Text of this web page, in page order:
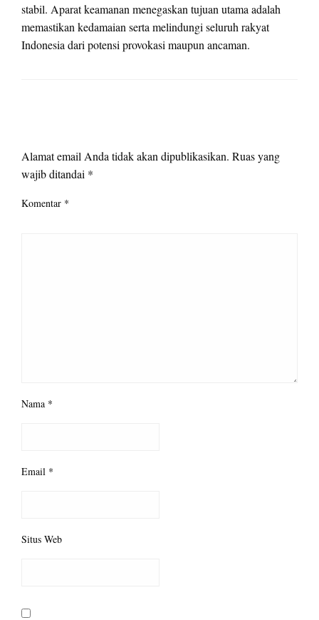
stabil. Aparat keamanan menegaskan tujuan utama adalah
memastikan kedamaian serta melindungi seluruh rakyat
Indonesia dari potensi provokasi maupun ancaman.
Alamat email Anda tidak akan dipublikasikan. Ruas yang
wajib ditandai *
Komentar *
Nama *
Email *
Situs Web